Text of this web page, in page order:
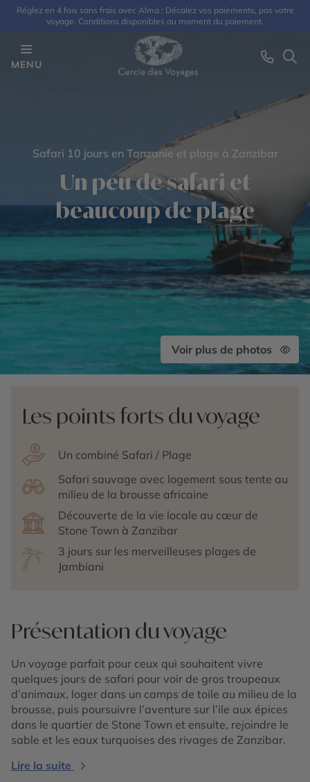
Réglez en 4 fois sans frais avec Alma : Décalez vos paiements, pas votre
voyage. Conditions disponibles au moment du paiement.
MENU
Safari 10 jours en Tanzanie et plage à Zanzibar
Un peu de safari et
beaucoup de plage
Voir plus de photos
Les points forts du voyage
Un combiné Safari / Plage
Safari sauvage avec logement sous tente au
milieu de la brousse africaine
Découverte de la vie locale au cœur de
Stone Town à Zanzibar
3 jours sur les merveilleuses plages de
Jambiani
Présentation du voyage
Un voyage parfait pour ceux qui souhaitent vivre
quelques jours de safari pour voir de gros troupeaux
d’animaux, loger dans un camps de toile au milieu de la
brousse, puis poursuivre l’aventure sur l’ile aux épices
dans le quartier de Stone Town et ensuite, rejoindre le
sable et les eaux turquoises des rivages de Zanzibar.
Lire la suite